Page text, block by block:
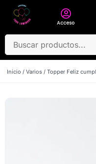
Acceso
Inicio / Varios / Topper Feliz